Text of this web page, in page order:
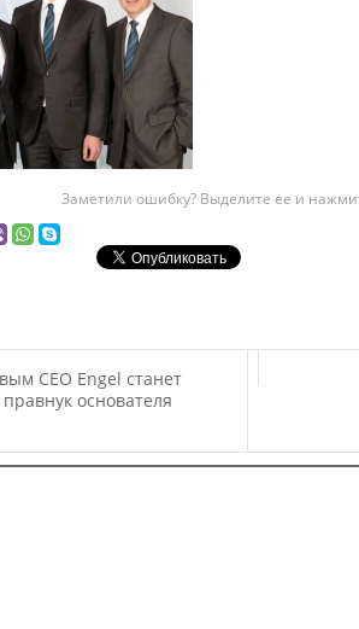
Заметили ошибку? Выделите ее и
CEO Engel станет
основателя